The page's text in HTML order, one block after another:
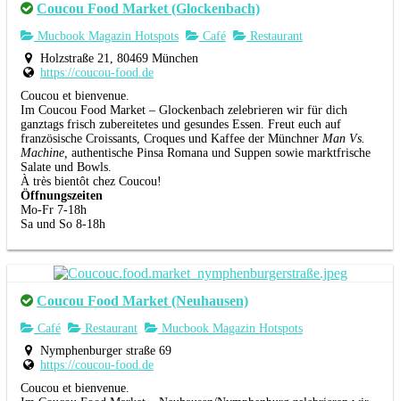
Coucou Food Market (Glockenbach)
Mucbook Magazin Hotspots Café
Restaurant
Holzstraße 21, 80469 München
https://coucou-food.de
Coucou et bienvenue.
Im Coucou Food Market – Glockenbach zelebrieren wir für dich
ganztags frisch zubereitetes und gesundes Essen. Freut euch auf
französische Croissants, Croques und Kaffee der Münchner Man Vs.
Machine, authentische Pinsa Romana und Suppen sowie marktfrische
Salate und Bowls.
À très bientôt chez Coucou!
Öffnungszeiten
Mo-Fr 7-18h
Sa und So 8-18h
Coucou Food Market (Neuhausen)
Café Restaurant
Mucbook Magazin Hotspots
Nymphenburger straße 69
https://coucou-food.de
Coucou et bienvenue.